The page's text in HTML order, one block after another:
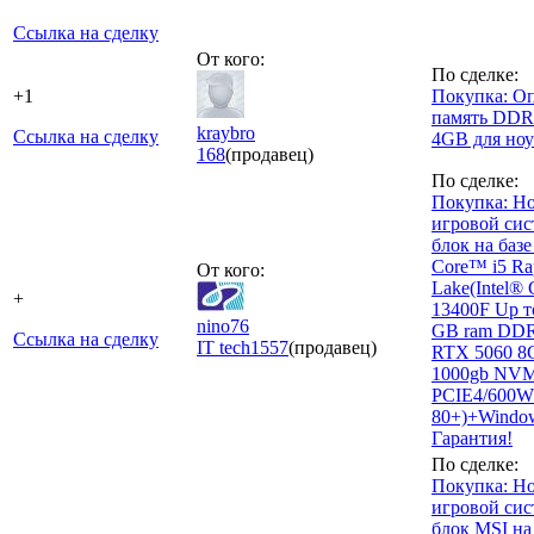
Ссылка на сделку
+1
Ссылка на сделку
От кого:
kraybro
168(продавец)
По сделке:
Покупка:
память
4GB для
+
Ссылка на сделку
От кого:
nino76
IT tech1557(продавец)
По сделке:
Покупка:
игровой
блок на
Core™ i5
Lake(Intel®
13400F Up
GB ram
RTX 5060
1000gb
PCIE4/600W
Гарантия!
По сделке:
Покупка:
игровой
блок MSI